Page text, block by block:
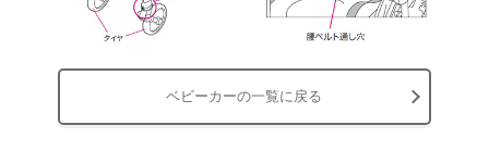
ベビーカーの一覧に戻る